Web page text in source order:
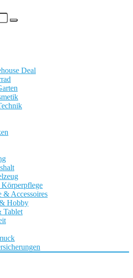
Deal
& Accessoires
Hobby
Tablet